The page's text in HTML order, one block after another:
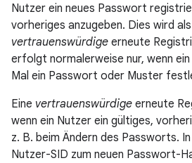
Nutzer ein neues Passwort
vorheriges anzugeben. Dies wird als
vertrauenswürdige erneute
erfolgt normalerweise nur, wenn
Mal ein Passwort oder Muster
Eine vertrauenswürdige erneute
wenn ein Nutzer ein gültiges,
z. B. beim Ändern des Passworts.
Nutzer-SID zum neuen Passwort-